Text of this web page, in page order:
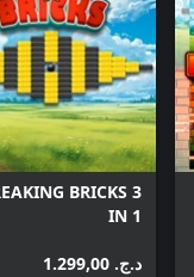
BRICKS 3
IN 1
د.ج.‏ 1.299,00